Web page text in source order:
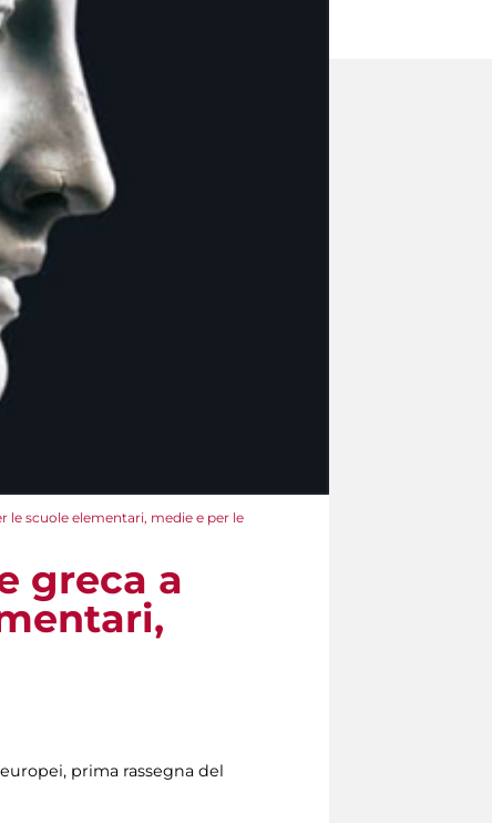
le scuole elementari, medie e per le
greca a
prima rassegna del